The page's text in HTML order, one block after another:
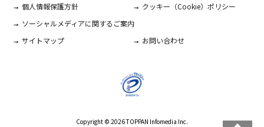
個人情報保護方針
クッキー（Cookie）ポリシー
ソーシャルメディアに関するご案内
サイトマップ
お問い合わせ
Copyright © 2026TOPPAN Infomedia Inc.